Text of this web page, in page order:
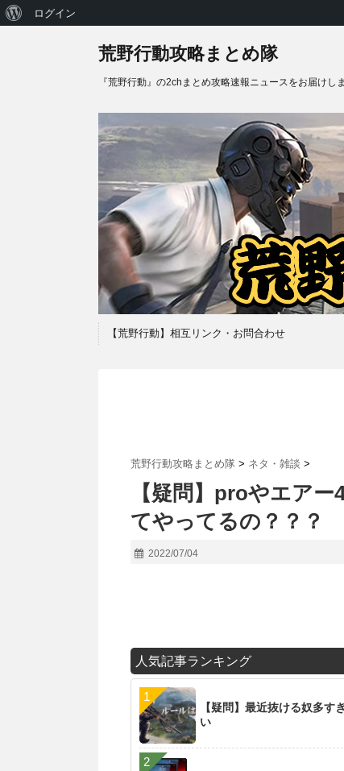
荒野行動攻略まとめ隊
『荒野行動』の2chまとめ攻略速報ニュースをお届けし
【荒野行動】相互リンク・お問合わせ
荒野行動攻略まとめ隊 > ネタ・雑談 >
【疑問】proやエア
てやってるの？？？
2022/07/04
人気記事ランキング
【疑問】最近抜ける奴多
い
WordPress
ログイン